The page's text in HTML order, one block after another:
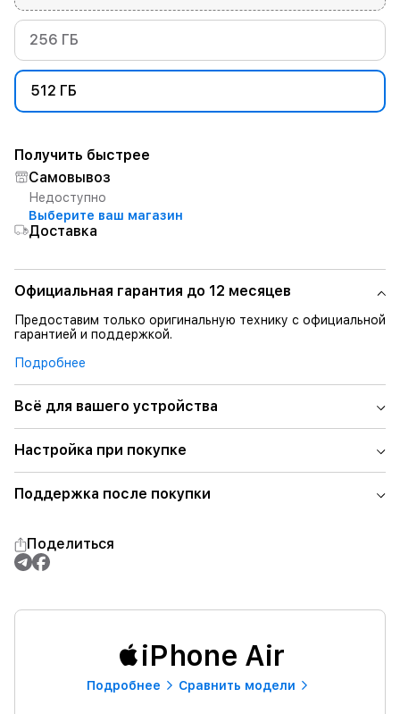
256 ГБ
512 ГБ
Получить быстрее
Самовывоз
Недоступно
Выберите ваш магазин
Доставка
Официальная гарантия до 12 месяцев
Предоставим только оригинальную технику с официальной
гарантией и поддержкой.
Подробнее
Всё для вашего устройства
Настройка при покупке
Поддержка после покупки
Поделиться
iPhone Air
Подробнее Сравнить модели